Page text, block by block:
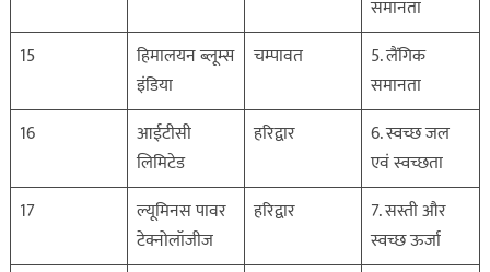
समानता
15
हिमालयन ब्लूम्स
इंडिया
चम्पावत
5. लैंगिक
समानता
16
आईटीसी
लिमिटेड
हरिद्वार
6. स्वच्छ जल
एवं स्वच्छता
17
ल्यूमिनस पावर
टेक्नोलॉजीज
हरिद्वार
7. सस्ती और
स्वच्छ ऊर्जा